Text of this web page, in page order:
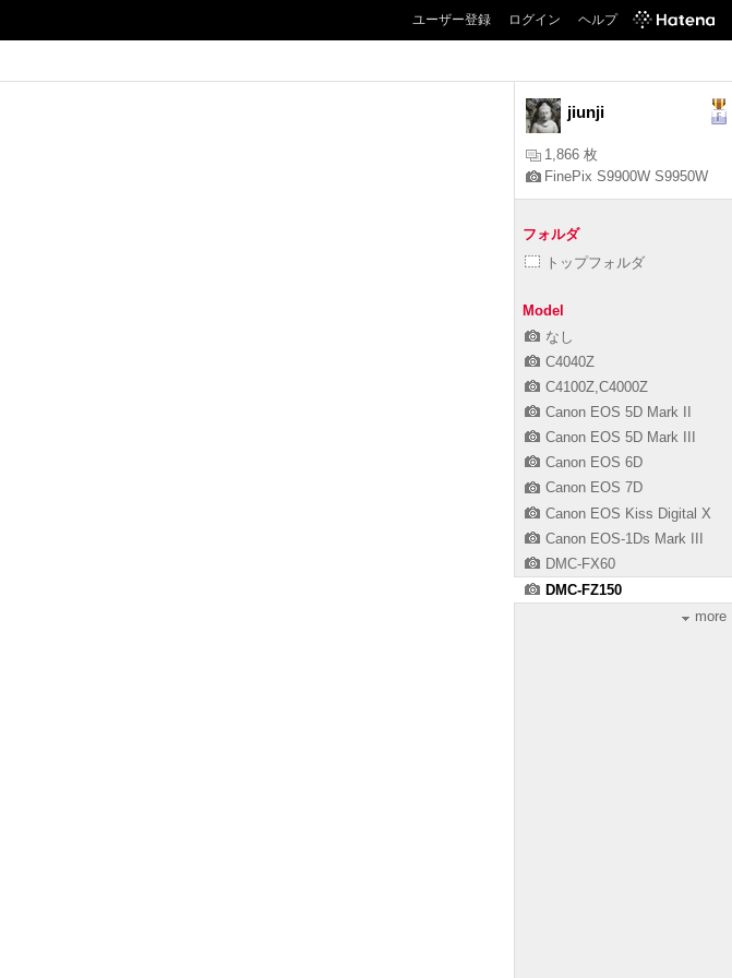
ユーザー登録 ログイン ヘルプ
jiunji
1,866 枚
FinePix S9900W S9950W
フォルダ
トップフォルダ
Model
なし
C4040Z
C4100Z,C4000Z
Canon EOS 5D Mark II
Canon EOS 5D Mark III
Canon EOS 6D
Canon EOS 7D
Canon EOS Kiss Digital X
Canon EOS-1Ds Mark III
DMC-FX60
DMC-FZ150
more